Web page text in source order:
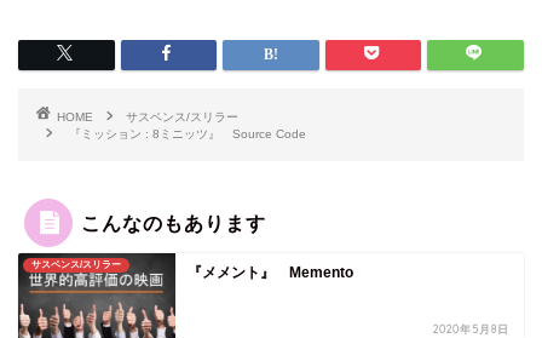
HOME
サスペンス/スリラー
『ミッション : 8ミニッツ』 Source Code
こんなのもあります
サスペンス/スリラー 『メメント』 Memento
2020年5月8日